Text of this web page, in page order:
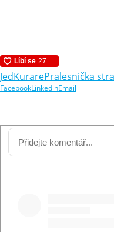
JedKurarePralesnička
FacebookLinkedinEmail